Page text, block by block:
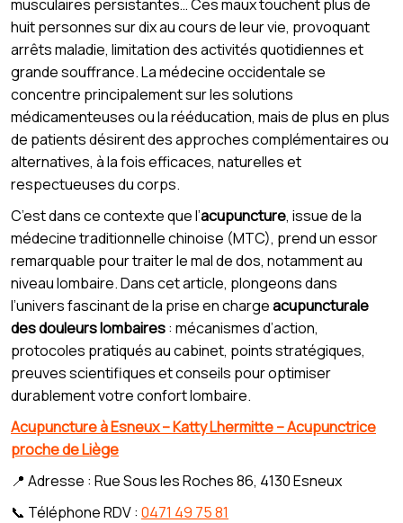
musculaires persistantes… Ces maux touchent plus de
huit personnes sur dix au cours de leur vie, provoquant
arrêts maladie, limitation des activités quotidiennes et
grande souffrance. La médecine occidentale se
concentre principalement sur les solutions
médicamenteuses ou la rééducation, mais de plus en plus
de patients désirent des approches complémentaires ou
alternatives, à la fois efficaces, naturelles et
respectueuses du corps.
C’est dans ce contexte que l’acupuncture, issue de la
médecine traditionnelle chinoise (MTC), prend un essor
remarquable pour traiter le mal de dos, notamment au
niveau lombaire. Dans cet article, plongeons dans
l’univers fascinant de la prise en chargeacupuncturale
des douleurs lombaires: mécanismes d’action,
protocoles pratiqués au cabinet, points stratégiques,
preuves scientifiques et conseils pour optimiser
durablement votre confort lombaire.
Acupuncture à Esneux – Katty Lhermitte – Acupunctrice
proche de Liège
📍 Adresse : Rue Sous les Roches 86, 4130 Esneux
📞 Téléphone RDV : 0471 49 75 81